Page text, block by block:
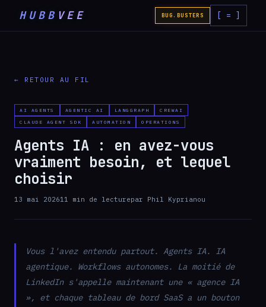
HUBB VEE BUG.BUSTERS [ = ]
← RETOUR AU FIL
AI AGENTS AGENTIC AI LANGGRAPH
CREWAI
CLAUDE AGENT SDK
AUTOMATION OPERATIONS
Agents IA : en avez-vous
vraiment besoin, et lequel
choisir
13 mai 202611 min de lecturepar Phil Kyprianou
Vous l'avez entendu partout. Agents IA. IA
agentique. Workflows autonomes. La moitié de
LinkedIn s'appelle maintenant une « agence IA
», et chaque tableau de bord SaaS a un bouton